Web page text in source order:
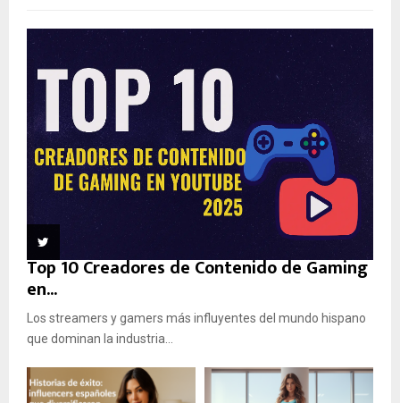
Top 10 Creadores de Contenido de Gaming
en...
Los streamers y gamers más influyentes del mundo hispano
que dominan la industria...